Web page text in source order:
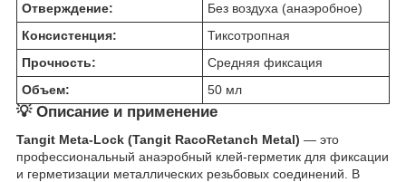
Отверждение:
Без воздуха (анаэробное)
Консистенция:
Тиксотропная
Прочность:
Средняя фиксация
Объем:
50 мл
💡 Описание и применение
Tangit Meta-Lock (Tangit RacoRetanch Metal) — это
профессиональный анаэробный клей-герметик для фиксации
и герметизации металлических резьбовых соединений. В